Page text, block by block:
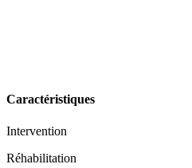
Caractéristiques
Intervention
Réhabilitation